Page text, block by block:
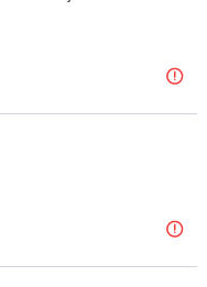
aussi beaucoup plus.
chiffre absolu qui
ou le reste à vivre